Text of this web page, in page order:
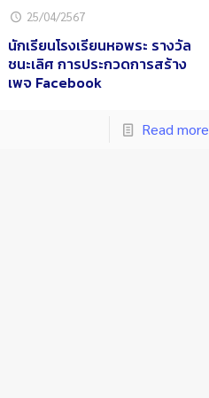
25/04/2567
นักเรียนโรงเรียนหอพระ รางวัล
ชนะเลิศ การประกวดการสร้าง
เพจ Facebook
Read more